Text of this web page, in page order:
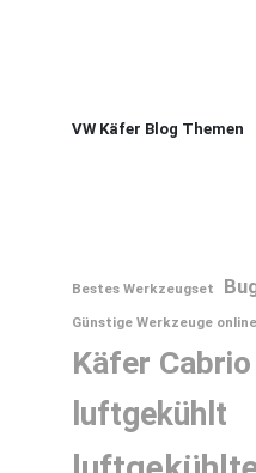
VW Käfer Blog Themen
Bestes Werkzeugset
Günstige Werkzeuge
Käfer Cabrio
luftgekühlt